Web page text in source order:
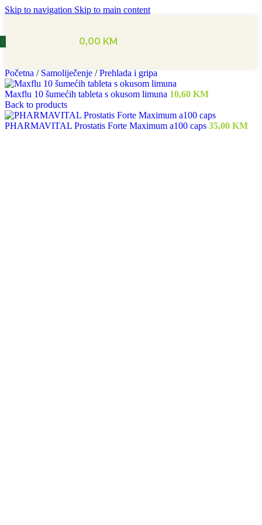
Skip to navigation Skip to main content
0,00 KM
Početna / Samoliječenje / Prehlada i gripa
Maxflu 10 šumećih tableta s okusom limuna 10,60 KM
Back to products
PHARMAVITAL Prostatis Forte Maximum a100 caps 35,00 KM